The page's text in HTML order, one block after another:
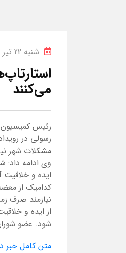
شنبه 22 تیر 1398
می‌کنند
رئیس کمیسیون
رسولی در
مشکلات شهر
وی ادامه داد:
ایده و خلاقیت
کدامیک از
نیازمند صرف
از ایده و
شود. عضو
متن کامل خبر